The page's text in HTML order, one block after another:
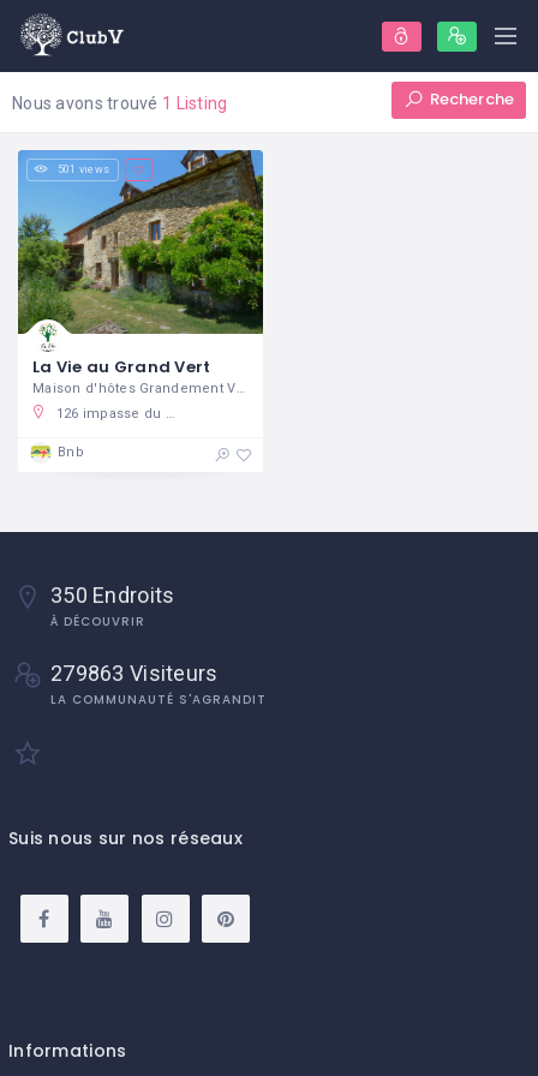
Nous avons trouvé 1 Listing Recherche
501 views
La Vie au Grand Vert
Maison d'hôtes Grandement Végétale
126 impasse du Vignot - La Capélanie - 12270, Saint-André-de-Najac
Bnb
350 Endroits
À DÉCOUVRIR
279863 Visiteurs
LA COMMUNAUTÉ S'AGRANDIT
Suis nous sur nos réseaux
Informations